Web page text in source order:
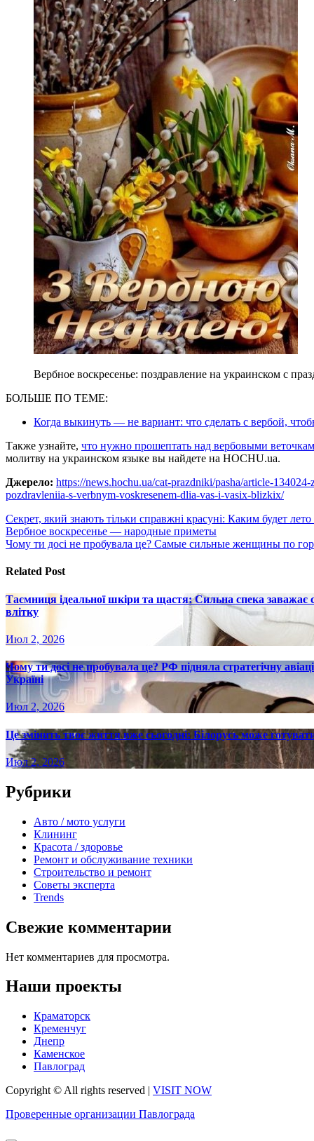
Вербное воскресенье: поздравление на украинском с
БОЛЬШЕ ПО ТЕМЕ:
Когда выкинуть — не вариант: что сделать с вербой,
Также узнайте, что нужно прошептать над вербовыми
молитву на украинском языке вы найдете на HOCHU.ua.
Джерело: https://news.hochu.ua/cat-prazdniki/pasha/article-
pozdravleniia-s-verbnym-voskresenem-dlia-vas-i-vasix-blizkix/
Навигация
по
Секрет, який знають тільки справжні красуні: Каким будет
Вербное воскресенье — народные приметы
Чому ти досі не пробувала це? Самые сильные женщины по
Related Post
Таємниця ідеальної шкіри та щастя: Сильна спека
влітку
Июл 2, 2026
Чому ти досі не пробувала це? РФ підняла стратегічну
Україні
Июл 2, 2026
Це змінить твоє життя вже сьогодні: Білорусь може
Июл 2, 2026
Рубрики
Авто / мото услуги
Клининг
Красота / здоровье
Ремонт и обслуживание техники
Строительство и ремонт
Советы эксперта
Trends
Свежие комментарии
Нет комментариев для просмотра.
Наши проекты
Краматорск
Кременчуг
Днепр
Каменское
Павлоград
Copyright © All rights reserved | VISIT NOW
Проверенные организации Павлограда